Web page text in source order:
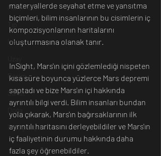
Matematik
Tıp
İnsan
Resim
Sanat
Doğa
Fotoğrafçılık
materyallerde seyahat etme ve yansıtma
biçimleri, bilim insanlarının bu cisimlerin iç
kompozisyonlarının haritalarını
oluşturmasına olanak tanır.
InSight, Mars'ın içini gözlemlediği nispeten
kısa süre boyunca yüzlerce Mars depremi
saptadı ve bize Mars'ın içi hakkında
ayrıntılı bilgi verdi. Bilim insanları bundan
yola çıkarak, Mars'ın bağırsaklarının ilk
ayrıntılı haritasını derleyebildiler ve Mars'ın
iç faaliyetinin durumu hakkında daha
fazla şey öğrenebildiler.